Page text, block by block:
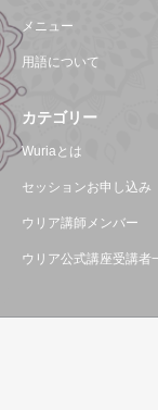
メニュー
用語について
カテゴリー
Wuriaとは
セッションお申し込み
ウリア講師メンバー
ウリア公式講座受講者